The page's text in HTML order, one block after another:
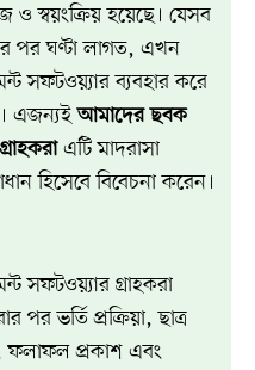
হয়েছে। যেসব
পর ঘণ্টা লাগত, এখন
সফটওয়্যার ব্যবহার করে
এজন্যইআমাদের ছবক
এটি মাদরাসা
হিসেবে বিবেচনা করেন।
সফটওয়্যার গ্রাহকরা
পর ভর্তি প্রক্রিয়া, ছাত্র
ফলাফল প্রকাশ এবং